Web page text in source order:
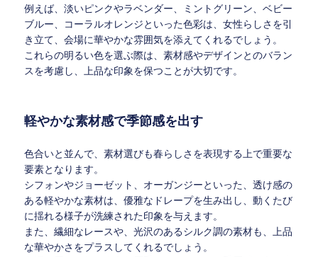
例えば、淡いピンクやラベンダー、ミントグリーン、ベビー
ブルー、コーラルオレンジといった色彩は、女性らしさを引
き立て、会場に華やかな雰囲気を添えてくれるでしょう。
これらの明るい色を選ぶ際は、素材感やデザインとのバラン
スを考慮し、上品な印象を保つことが大切です。
軽やかな素材感で季節感を出す
色合いと並んで、素材選びも春らしさを表現する上で重要な
要素となります。
シフォンやジョーゼット、オーガンジーといった、透け感の
ある軽やかな素材は、優雅なドレープを生み出し、動くたび
に揺れる様子が洗練された印象を与えます。
また、繊細なレースや、光沢のあるシルク調の素材も、上品
な華やかさをプラスしてくれるでしょう。